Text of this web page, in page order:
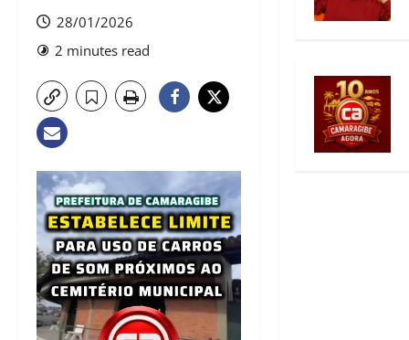
28/01/2026
2 minutes read